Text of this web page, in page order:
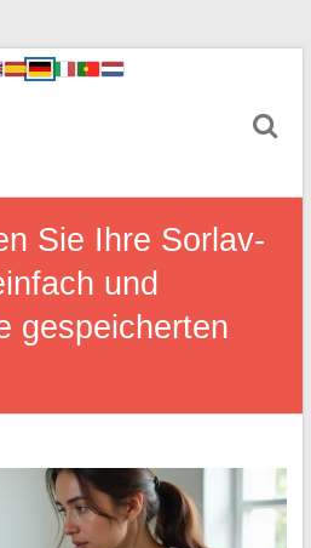
Sie Ihre Sorlav-
und
gespeicherten